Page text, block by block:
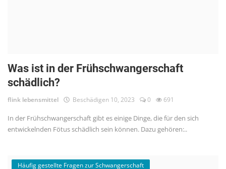
Was ist in der Frühschwangerschaft
schädlich?
flink lebensmittel Beschädigen 10, 2023 0 691
In der Frühschwangerschaft gibt es einige Dinge, die für den sich
entwickelnden Fötus schädlich sein können. Dazu gehören:..
Häufig gestellte Fragen zur Schwangerschaft